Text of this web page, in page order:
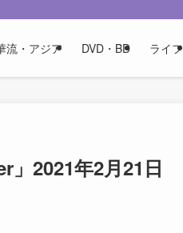
流・アジア DVD・BD ライフ
2021年2月21日